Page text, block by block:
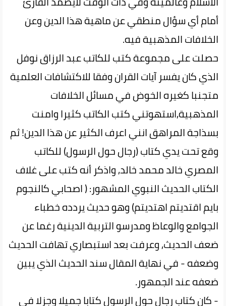
أمام أي سؤال منطقي عن ماهية هذا الدين وعن
الخلافات المذهبية فيه.
حصلت على مجموعة كتب للكاتب عبد الرزاق نوفل
الذي كان يفسر آيات القران وفقا للاكتشافات العلمية
متجنبا كغيره الخوض في مسائل الخلافات
المذهبية,استهوتني كتب الكاتب كثيرا وامنت
بسذاجة المراهق انني اعرف الكثير عن هذا الدين! ثم
وقع تحت يدي كتاب (رجال حول الرسول) للكاتب
المصري خالد محمد خالد, واذكر أنه كتب على غلاف
الكتاب الحديث النبوي المشهور: ( اصحابي كالنجوم
بايم اقتديتم اهتديتم) وهو حديث يردده خطباء
الجوامع والوعاظ ومدرسو التربية الدينية رغما عن
ضعف الحديث, وعرفت بعد استبصاري تهافت الحديث
وضعفه - في نهاية المقال سند الحديث الذي يبين
ضعفه عند الجمهور.
- كان كتاب رجال حول الرسول كتابا جميلا وجزلا في